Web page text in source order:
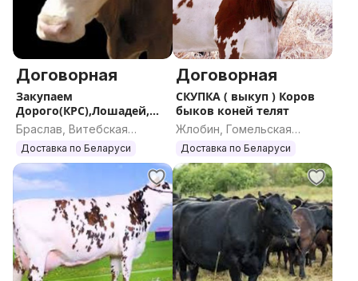
Договорная
Закупаем
Дорого(КРС),Лошадей,
Быков, жеребят, тёло
Браслав, Витебская
область
Доставка по Беларуси
Договорная
СКУПКА ( выкуп ) Коров
быков коней телят
Жлобин, Гомельская
область
Доставка по Беларуси